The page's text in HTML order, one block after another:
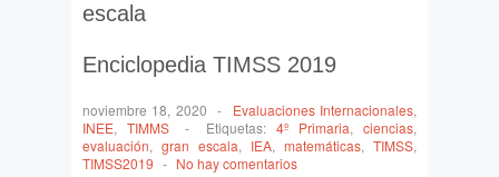
escala
Enciclopedia TIMSS 2019
noviembre 18, 2020 - Evaluaciones Internacionales,
INEE,TIMMS - Etiquetas: 4º Primaria,ciencias,
evaluación, gran escala, IEA, matemáticas, TIMSS,
TIMSS2019 - No hay comentarios